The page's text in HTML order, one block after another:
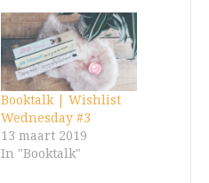
Booktalk | Wishlist
Wednesday #3
13 maart 2019
In "Booktalk"